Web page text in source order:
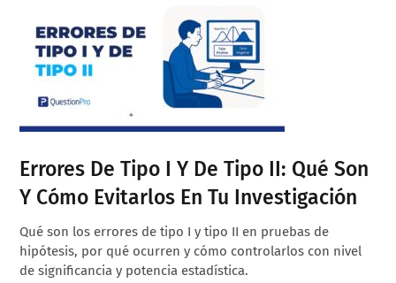
Errores De Tipo I Y De Tipo II: Qué Son
Y Cómo Evitarlos En Tu Investigación
Qué son los errores de tipo I y tipo II en pruebas de
hipótesis, por qué ocurren y cómo controlarlos con nivel
de significancia y potencia estadística.